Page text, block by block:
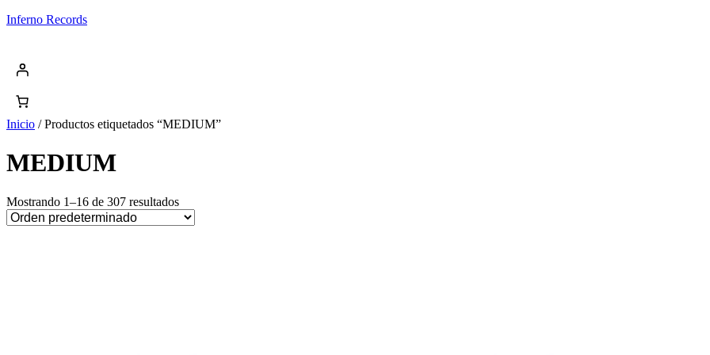
Saltar
Inferno Records
Inicio / Productos etiquetados “MEDIUM”
MEDIUM
Mostrando 1–16 de 307 resultados